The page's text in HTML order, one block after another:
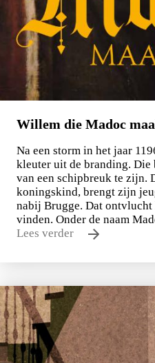
Willem die Madoc
Na een storm in het jaar
kleuter uit de branding.
van een schipbreuk te zijn.
koningskind, brengt zijn
nabij Brugge. Dat
vinden. Onder de naam
Lees verder